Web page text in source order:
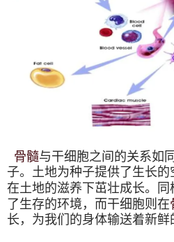
骨髓与干细胞之间的关系如
子。土地为种子提供了生长的
在土地的滋养下茁壮成长。同
了生存的环境，而干细胞则在
长，为我们的身体输送着新鲜